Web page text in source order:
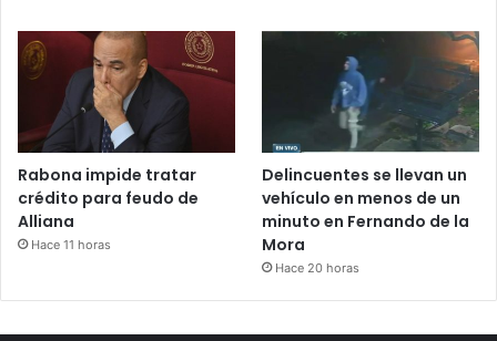
Rabona impide tratar
crédito para feudo de
Alliana
Hace 11 horas
Delincuentes se llevan un
vehículo en menos de un
minuto en Fernando de la
Mora
Hace 20 horas